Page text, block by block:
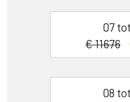
07
€ 11676
08